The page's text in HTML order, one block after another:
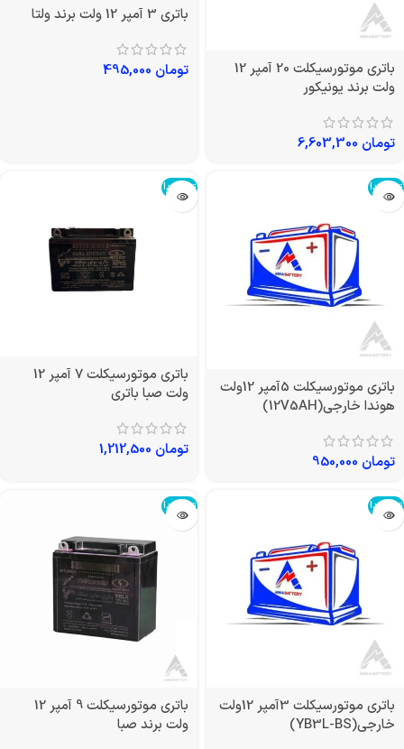
باتری موتورسیکلت 20 آمپر 12
ولت برند یونیکور
تومان
باتری 3 آمپر 12 ولت برند ولتا
تومان
تمام شد!
باتری موتورسیکلت 5آمپر 12ولت
هوندا خارجی(12V5AH)
تومان
تمام شد!
باتری موتورسیکلت 7 آمپر 12
ولت صبا باتری
تومان
تمام شد!
باتری موتورسیکلت 3آمپر 12ولت
خارجی(YB3L-BS)
تمام شد!
باتری موتورسیکلت 9 آمپر 12
ولت برند صبا